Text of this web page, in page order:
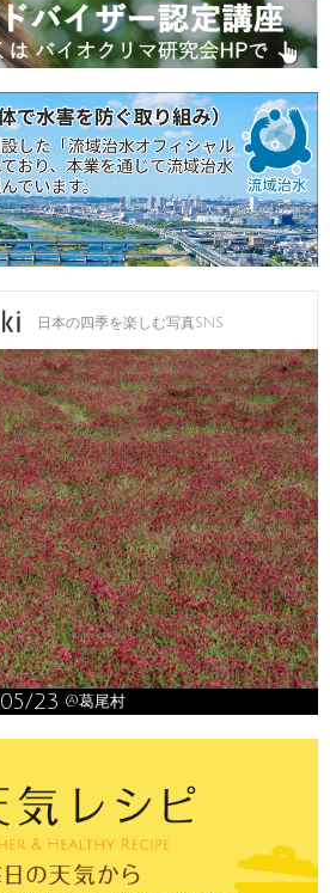
日本の四季を楽しむ写真SNS
05/23 @葛尾村